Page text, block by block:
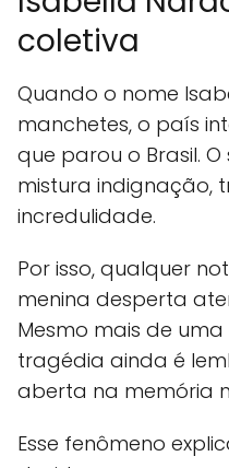
coletiva
Quando o nome
manchetes, o país
que parou o Brasil.
mistura indignação,
incredulidade.
Por isso, qualquer
menina desperta
Mesmo mais de
tragédia ainda é
aberta na memória
Esse fenômeno